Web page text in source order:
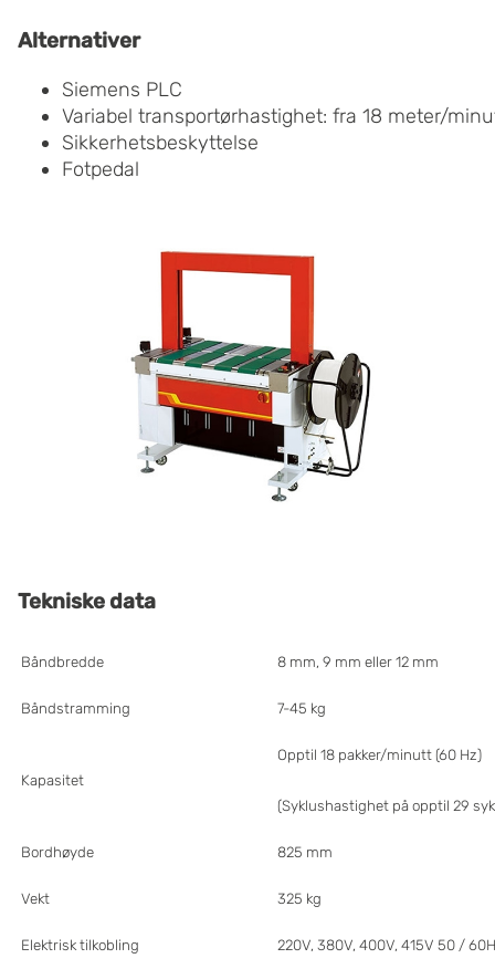
Alternativer
Siemens PLC
Variabel transportørhastighet: fra 18 meter/
Sikkerhetsbeskyttelse
Fotpedal
Tekniske data
Båndbredde 8 mm, 9 mm eller 12 mm
Båndstramming 7-45 kg
Kapasitet
Opptil 18 pakker/minutt (60 Hz)
(Syklushastighet på opptil 29
Bordhøyde 825 mm
Vekt 325 kg
Elektrisk tilkobling 220V, 380V, 400V, 415V 50 /